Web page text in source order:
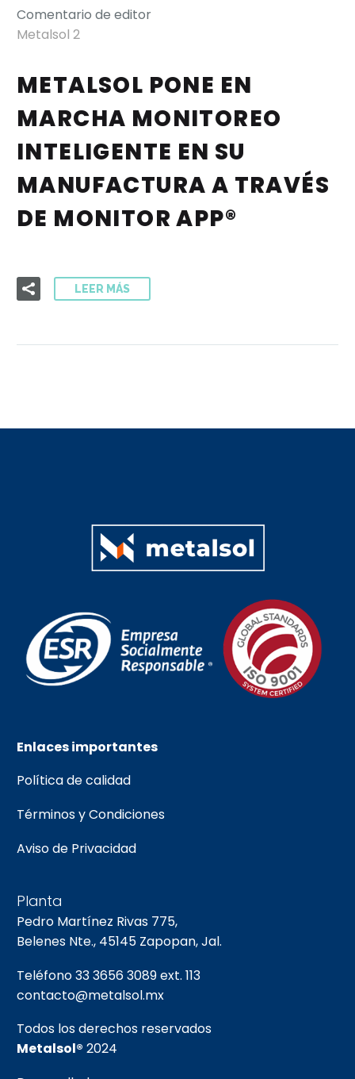
Comentario de editor
Metalsol 2
METALSOL PONE EN
MARCHA MONITOREO
INTELIGENTE EN SU
MANUFACTURA A TRAVÉS
DE MONITOR APP®
LEER MÁS
Enlaces importantes
Política de calidad
Términos y Condiciones
Aviso de Privacidad
Planta
Pedro Martínez Rivas 775,
Belenes Nte., 45145 Zapopan, Jal.
Teléfono33 3656 3089ext. 113
contacto@metalsol.mx
Todos los derechos reservados
Metalsol® 2024